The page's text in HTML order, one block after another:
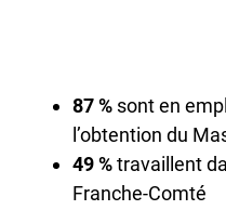
87 % sont en
l’obtention du
49 %travaillent
Franche-Comté